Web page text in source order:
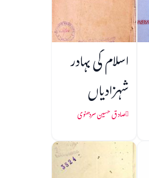
اسلام کی بہادر
شہزادیاں
صادق حسین سردھنوی